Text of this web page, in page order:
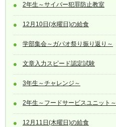
2年生～サイバー犯罪防止教室
12月10日(水曜日)の給食
学部集会～ガパオ祭り振り返り～
文章入力スピード認定試験
3年生～チャレンジ～
2年生～フードサービスユニット～
12月11日(木曜日)の給食